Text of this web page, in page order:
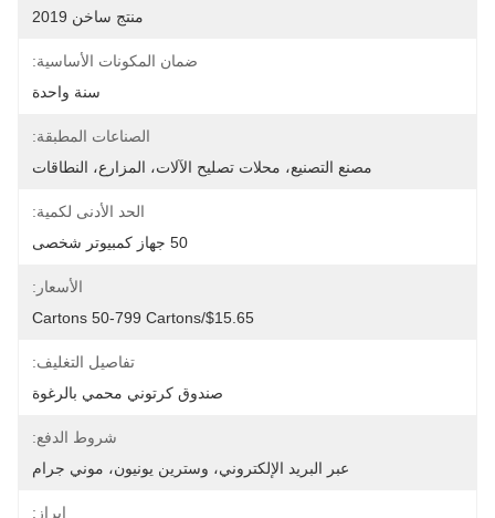
منتج ساخن 2019
ضمان المكونات الأساسية:
سنة واحدة
الصناعات المطبقة:
مصنع التصنيع، محلات تصليح الآلات، المزارع، النطاقات
الحد الأدنى لكمية:
50 جهاز كمبيوتر شخصى
الأسعار:
$15.65/cartons 50-799 Cartons
تفاصيل التغليف:
صندوق كرتوني محمي بالرغوة
شروط الدفع:
عبر البريد الإلكتروني، وسترين يونيون، موني جرام
إبراز: